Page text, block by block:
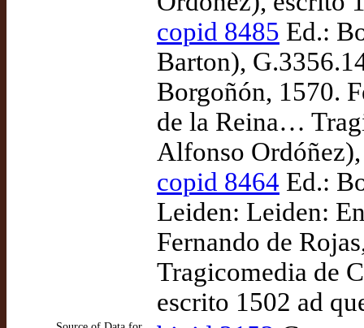
copid 8485 Ed.:
Barton),
Borgoñón, 1570.
de la Reina…
Alfonso
copid 8464 Ed.:
Leiden: Leiden:
Fernando de
Tragicomedia de
escrito 1502 ad